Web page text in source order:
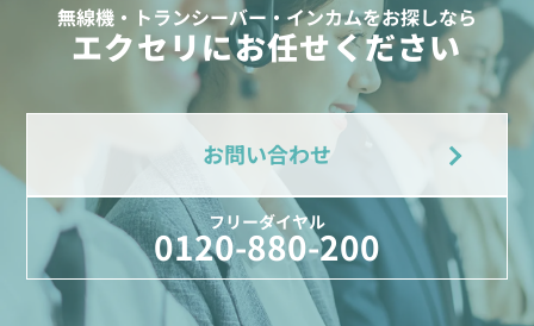
無線機・トランシーバー・インカムをお探しなら
エクセリにお任せください
お問い合わせ
フリーダイヤル
0120-880-200